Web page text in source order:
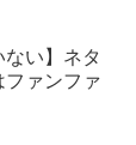
ない】ネタ
ファンファ